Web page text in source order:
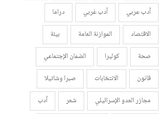
أدب عربي
أدب غربي
دراما
الاقتصاد
الموازنة العامة
بيئة
صحة
كوليرا
الضمان الإجتماعي
قانون
الانتخابات
صبرا وشاتيلا
مجازر العدو الإسرائيلي
شعر
أدب